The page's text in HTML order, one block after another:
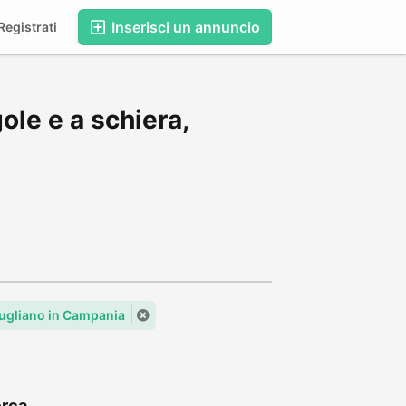
Inserisci un annuncio
e a schiera,
in Campania